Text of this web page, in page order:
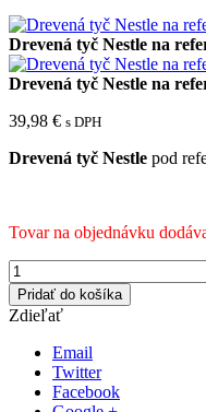
Drevená tyč Nestle na
Drevená tyč Nestle na
39,98 € s DPH
Drevená tyč Nestle pod
Tovar na objednávku
Pridať do košíka
Zdieľať
Email
Twitter
Facebook